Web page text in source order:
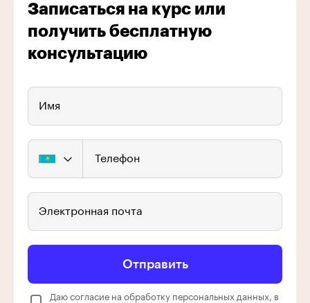
Записаться на курс или
получить бесплатную
консультацию
Имя
Телефон
Электронная почта
Отправить
Даю согласие на обработку персональных данных, в